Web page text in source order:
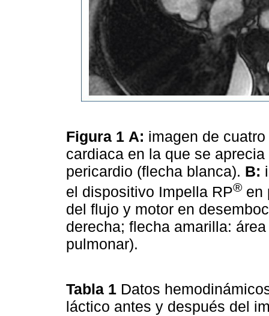
Figura 1 A: imagen de
cardiaca en la que se
pericardio (flecha blanca). B:
el dispositivo Impella RP® en
del flujo y motor en
derecha; flecha amarilla:
pulmonar).
Tabla 1 Datos
láctico antes y después del